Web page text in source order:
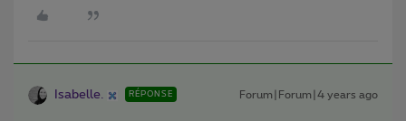
Isabelle. RÉPONSE Forum|Forum|4 years ago